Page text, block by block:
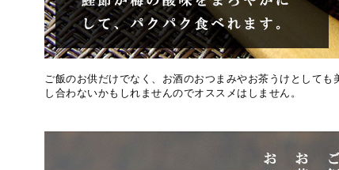
ご飯のお供だけでなく、お酒のおつまみやお茶うけとして
し合わないかもしれませんのでオススメはしません。